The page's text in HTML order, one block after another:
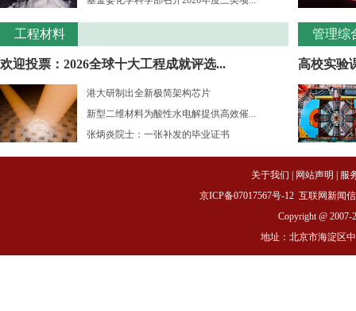
工程材料
欢迎投票：2026全球十大工程成就评选...
港大研制出全新极简架构芯片
新型二维材料为酸性水电解提供高效催...
张炳炎院士：一张补发的毕业证书
管理综
高校实验
关于我们 网站声明
服
京ICP备07017567号-12 互联网新闻
Copyright @ 2007-
地址：北京市海淀区